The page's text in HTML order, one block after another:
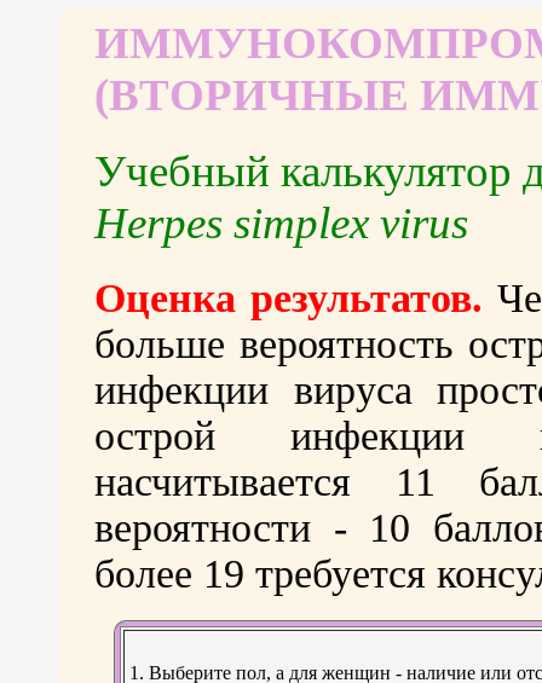
(ВТОРИЧНЫЕ
Учебный калькулятор
Herpes simplex virus
Оценка результатов.
больше вероятность
инфекции вируса
острой инфекции
насчитывается 11
вероятности - 10
более 19 требуется
1. Выберите пол, а для женщин - наличие или